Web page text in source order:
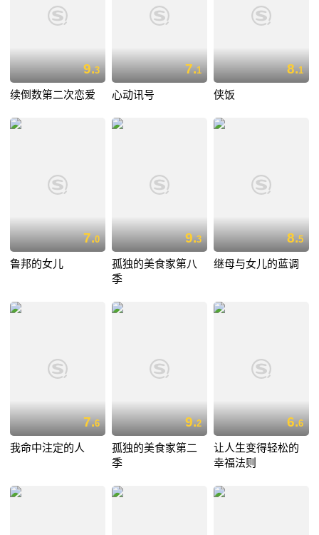
9.3
续倒数第二次恋爱
7.1
心动讯号
8.1
侠饭
7.0
鲁邦的女儿
9.3
孤独的美食家第八
季
8.5
继母与女儿的蓝调
7.6
我命中注定的人
9.2
孤独的美食家第二
季
6.6
让人生变得轻松的
幸福法则